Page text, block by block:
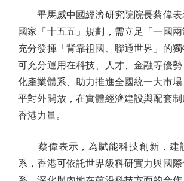
畢馬威中國經濟研究院院長蔡偉表
國家「十五五」規劃，需立足「一國兩
充分發揮「背靠祖國、聯通世界」的
可充分運用在科技、人才、金融等優
化產業體系、助力推進全國統一大市
平對外開放，在實體經濟建設與配套
香港力量。
蔡偉表示，為賦能科技創新，建
系，香港可依託世界級科研實力與國